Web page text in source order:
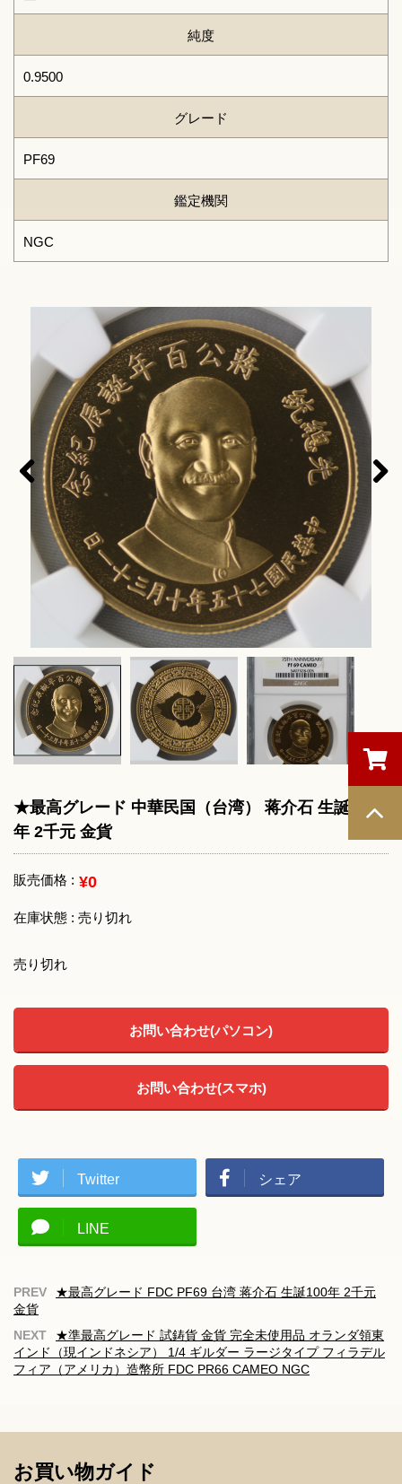
純度
0.9500
グレード
PF69
鑑定機関
NGC
viou
★最高グレード 中華民国（台湾） 蒋介石 生誕100
年 2千元 金貨
販売価格 : ¥0
在庫状態 : 売り切れ
売り切れ
お問い合わせ(パソコン)
お問い合わせ(スマホ)
Twitter シェア
LINE
★最高グレード FDC PF69 台湾 蒋介石 生誕100年 2千元
金貨
★準最高グレード 試鋳貨 金貨 完全未使用品 オランダ領東
インド（現インドネシア） 1/4 ギルダー ラージタイプ フィラデル
フィア（アメリカ）造幣所 FDC PR66 CAMEO NGC
お買い物ガイド